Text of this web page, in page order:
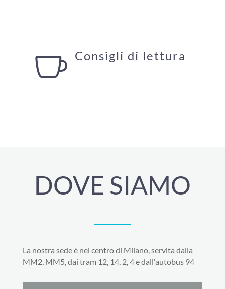
 Consigli di lettura
DOVE SIAMO
La nostra sede è nel centro di Milano, servita dalla
MM2, MM5, dai tram 12, 14, 2, 4 e dall'autobus 94